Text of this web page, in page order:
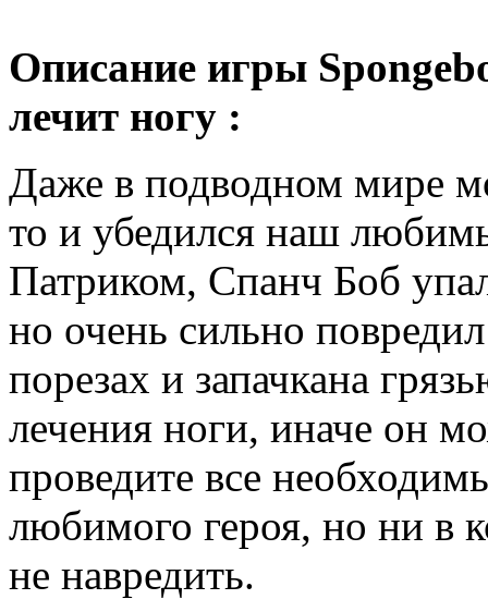
Описание игры
лечит ногу :
Даже в подводном мире
то и убедился наш
Патриком, Спанч Боб
но очень сильно
порезах и запачкана
лечения ноги, иначе он
проведите все
любимого героя, но ни в
не навредить.